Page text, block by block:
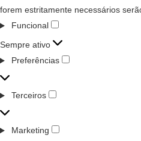
forem estritamente necessários
Funcional
Sempre ativo
Preferências
Terceiros
Marketing